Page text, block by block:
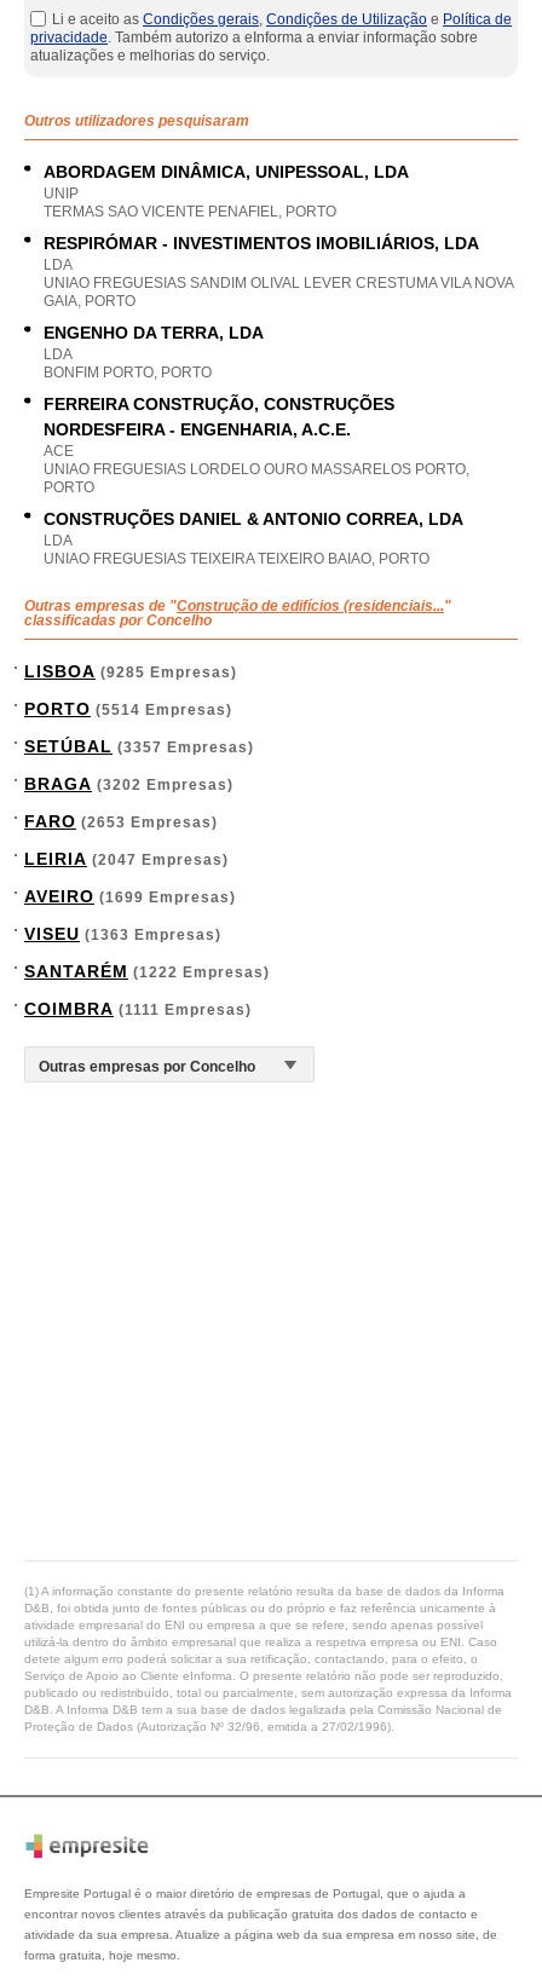
Li e aceito as Condições gerais, Condições de Utilização e Política de
privacidade. Também autorizo a eInforma a enviar informação sobre
atualizações e melhorias do serviço.
Outros utilizadores pesquisaram
ABORDAGEM DINÂMICA, UNIPESSOAL, LDA
UNIP
TERMAS SAO VICENTE PENAFIEL, PORTO
RESPIRÓMAR - INVESTIMENTOS IMOBILIÁRIOS, LDA
LDA
UNIAO FREGUESIAS SANDIM OLIVAL LEVER CRESTUMA VILA NOVA
GAIA, PORTO
ENGENHO DA TERRA, LDA
LDA
BONFIM PORTO, PORTO
FERREIRA CONSTRUÇÃO, CONSTRUÇÕES
NORDESFEIRA - ENGENHARIA, A.C.E.
ACE
UNIAO FREGUESIAS LORDELO OURO MASSARELOS PORTO,
PORTO
CONSTRUÇÕES DANIEL & ANTONIO CORREA, LDA
LDA
UNIAO FREGUESIAS TEIXEIRA TEIXEIRO BAIAO, PORTO
Outras empresas de "Construção de edifícios (residenciais..."
classificadas por Concelho
LISBOA (9285 Empresas)
PORTO (5514 Empresas)
SETÚBAL (3357 Empresas)
BRAGA (3202 Empresas)
FARO (2653 Empresas)
LEIRIA (2047 Empresas)
AVEIRO (1699 Empresas)
VISEU (1363 Empresas)
SANTARÉM (1222 Empresas)
COIMBRA (1111 Empresas)
(1) A informação constante do presente relatório resulta da base de dados da Informa
D&B, foi obtida junto de fontes públicas ou do próprio e faz referência unicamente à
atividade empresarial do ENI ou empresa a que se refere, sendo apenas possível
utilizá-la dentro do âmbito empresarial que realiza a respetiva empresa ou ENI. Caso
detete algum erro poderá solicitar a sua retificação, contactando, para o efeito, o
Serviço de Apoio ao Cliente eInforma. O presente relatório não pode ser reproduzido,
publicado ou redistribuído, total ou parcialmente, sem autorização expressa da Informa
D&B. A Informa D&B tem a sua base de dados legalizada pela Comissão Nacional de
Proteção de Dados (Autorização Nº 32/96, emitida a 27/02/1996).
Empresite Portugal é o maior diretório de empresas de Portugal, que o ajuda a
encontrar novos clientes através da publicação gratuita dos dados de contacto e
atividade da sua empresa. Atualize a página web da sua empresa em nosso site, de
forma gratuita, hoje mesmo.